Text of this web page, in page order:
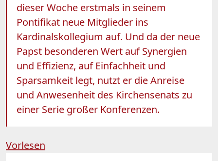
dieser Woche erstmals in seinem
Pontifikat neue Mitglieder ins
Kardinalskollegium auf. Und da der neue
Papst besonderen Wert auf Synergien
und Effizienz, auf Einfachheit und
Sparsamkeit legt, nutzt er die Anreise
und Anwesenheit des Kirchensenats zu
einer Serie großer Konferenzen.
Vorlesen